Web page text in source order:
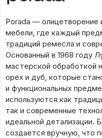
Porada — олицетворение
мебели, где каждый
традиций ремесла и
Основанный в 1968 году
мастерской обработкой
орех и дуб, которые
и функциональных
используются как
так и современные
идеальной детализации.
создаётся вручную, что